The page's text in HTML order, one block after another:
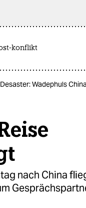
konflikt
Wadephuls
nach China